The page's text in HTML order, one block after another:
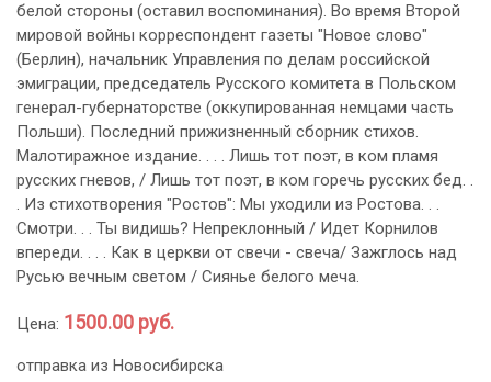
белой стороны (оставил воспоминания). Во время Второй
мировой войны корреспондент газеты "Новое слово"
(Берлин), начальник Управления по делам российской
эмиграции, председатель Русского комитета в Польском
генерал-губернаторстве (оккупированная немцами часть
Польши). Последний прижизненный сборник стихов.
Малотиражное издание. . . . Лишь тот поэт, в ком пламя
русских гневов, / Лишь тот поэт, в ком горечь русских бед. .
. Из стихотворения "Ростов": Мы уходили из Ростова. . .
Смотри. . . Ты видишь? Непреклонный / Идет Корнилов
впереди. . . . Как в церкви от свечи - свеча/ Зажглось над
Русью вечным светом / Сиянье белого меча.
Цена: 1500.00 руб.
отправка из Новосибирска